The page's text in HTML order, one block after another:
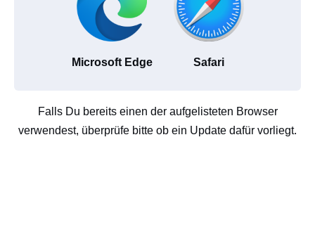
Microsoft Edge Safari
Falls Du bereits einen der aufgelisteten Browser
verwendest, überprüfe bitte ob ein Update dafür vorliegt.